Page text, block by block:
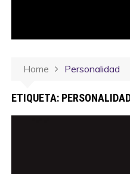
Home Personalidad
ETIQUETA: